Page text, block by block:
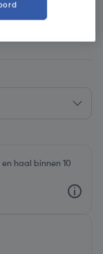
haal binnen 10